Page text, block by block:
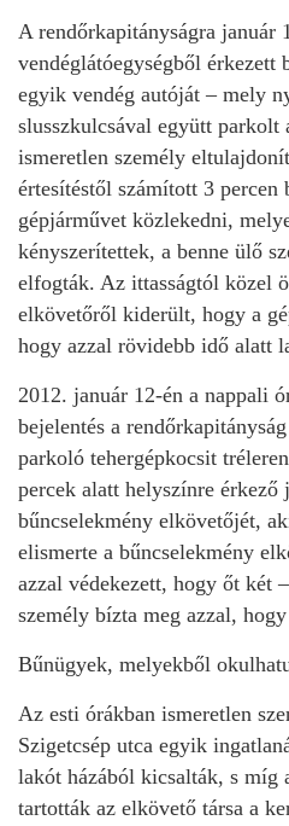
A rendőrkapitányságra január
vendéglátóegységből érkezett
egyik vendég autóját – mely
slusszkulcsával együtt
ismeretlen személy
értesítéstől számított 3
gépjárművet közlekedni,
kényszerítettek, a benne ülő
elfogták. Az ittasságtól közel
elkövetőről kiderült, hogy a
hogy azzal rövidebb idő alatt
2012. január 12-én a nappali
bejelentés a
parkoló tehergépkocsit
percek alatt helyszínre
bűncselekmény elkövetőjét,
elismerte a bűncselekmény
azzal védekezett, hogy őt két
személy bízta meg azzal,
Bűnügyek, melyekből
Az esti órákban ismeretlen
Szigetcsép utca egyik
lakót házából kicsalták, s míg
tartották az elkövető társa a